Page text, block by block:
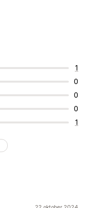
1
0
0
0
1